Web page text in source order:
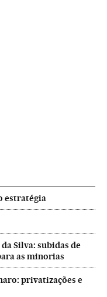
estratégia
Silva: subidas de
as minorias
privatizações e